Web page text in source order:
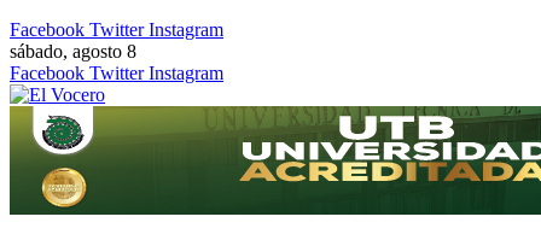
Facebook Twitter Instagram
sábado, agosto 8
Facebook Twitter Instagram